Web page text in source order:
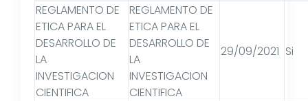
REGLAMENTO DE
ETICA PARA EL
DESARROLLO DE
LA
INVESTIGACION
CIENTIFICA
REGLAMENTO DE
ETICA PARA EL
DESARROLLO DE
LA
INVESTIGACION
CIENTIFICA
29/09/2021 Si